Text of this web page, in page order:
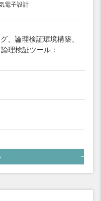
電子設計
、論理検証環境構築、
論理検証ツール：